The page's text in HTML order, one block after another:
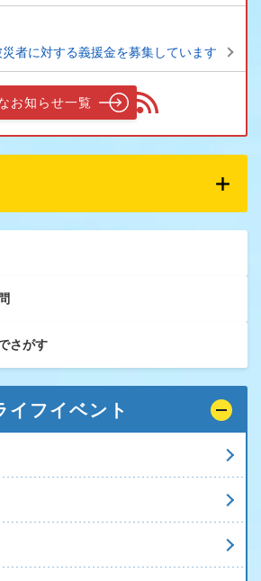
者に対する義援金を募集しています
お知らせ一覧
さがす
イフイベント